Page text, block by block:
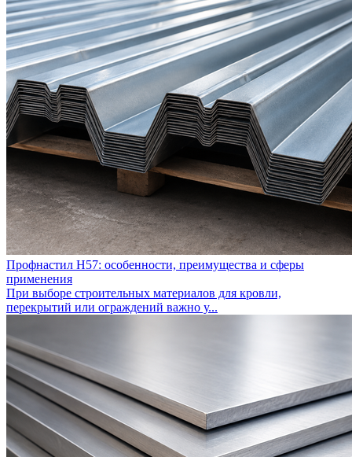
Профнастил Н57: особенности, преимущества и сферы
применения
При выборе строительных материалов для кровли,
перекрытий или ограждений важно у...